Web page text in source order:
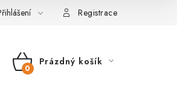
použivání souboru cookies
Registrace
NÁKUPNÍ
Prázdný košík